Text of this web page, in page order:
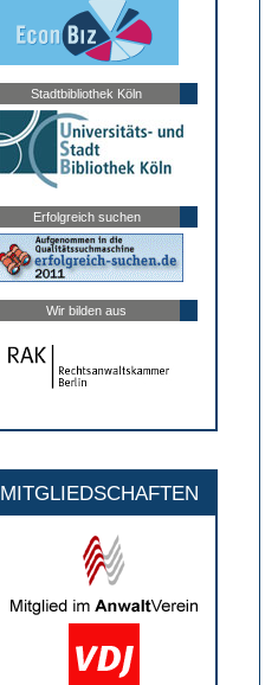
Stadtbibliothek Köln
Erfolgreich suchen
Wir bilden aus
MITGLIEDSCHAFTEN